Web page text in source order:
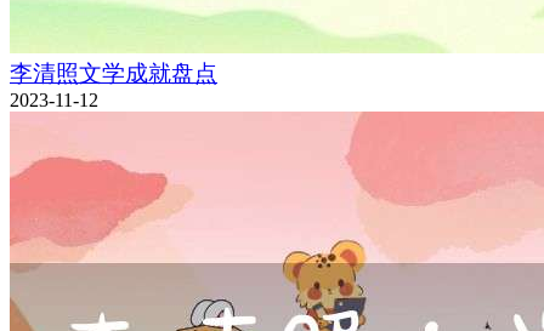
李清照文学成就盘点
2023-11-12